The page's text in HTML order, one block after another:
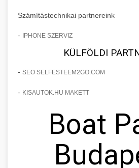
Számítástechnikai partnereink
- IPHONE SZERVIZ
KÜLFÖLDI
- SEO SELFESTEEM2GO.COM
- KISAUTOK.HU MAKETT
Boat